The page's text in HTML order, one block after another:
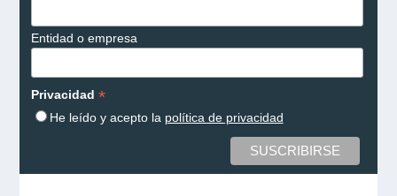
Entidad o empresa
Privacidad *
He leído y acepto la política de privacidad